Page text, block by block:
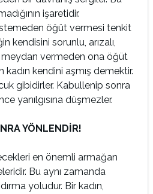
işaretidir.
öğüt vermesi tenkit
kendisini sorunlu, arızalı,
vermeden ona öğüt
kendini aşmış demektir.
gibidirler. Kabullenip sonra
yanılgısına düşmezler.
YÖNLENDİR!
en önemli armağan
Bu aynı zamanda
yoludur. Bir kadın,